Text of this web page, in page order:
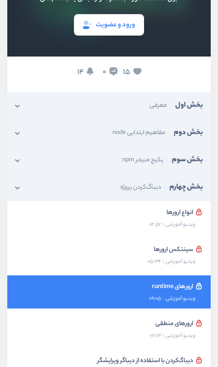
ورود و عضویت
15
0
14
بخش اول معرفی
بخش دوم مفاهیم ابتدایی node
بخش سوم پکیج منیجر npm
بخش چهارم دیباگ‌کردن پروژه
انواع ارورها
ویدیو آموزشی 02:52
سینتکس ارورها
ویدیو آموزشی 05:34
ارورهای runtime
ویدیو آموزشی 09:05
ارورهای منطقی
ویدیو آموزشی 06:13
دیباگ‌کردن با استفاده از دیباگر ویرایشگر